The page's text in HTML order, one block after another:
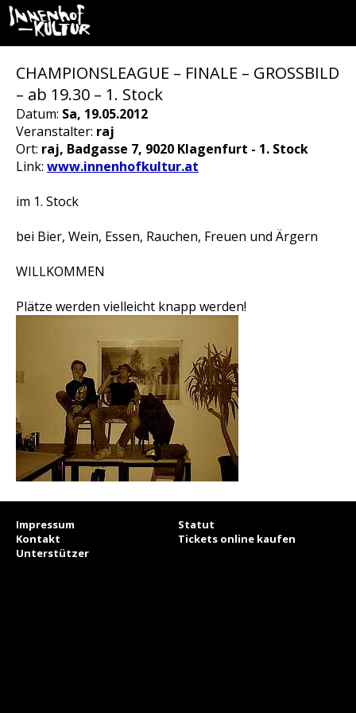
CHAMPIONSLEAGUE – FINALE – GROSSBILD
– ab 19.30 – 1. Stock
Datum: Sa, 19.05.2012
Veranstalter: raj
Ort: raj, Badgasse 7, 9020 Klagenfurt - 1. Stock
Link: www.innenhofkultur.at
im 1. Stock
bei Bier, Wein, Essen, Rauchen, Freuen und Ärgern
WILLKOMMEN
Plätze werden vielleicht knapp werden!
Impressum
Statut
Kontakt
Tickets online kaufen
Unterstützer